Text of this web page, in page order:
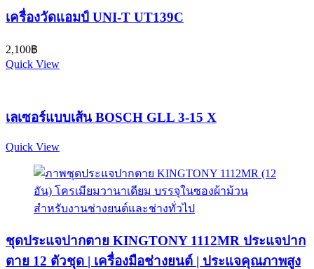
เครื่องวัดแอมป์ UNI-T UT139C
2,100฿
Quick View
เลเซอร์แบบเส้น BOSCH GLL 3-15 X
Quick View
ชุดประแจปากตาย KINGTONY 1112MR ประแจปาก
ตาย 12 ตัวชุด | เครื่องมือช่างยนต์ | ประแจคุณภาพสูง